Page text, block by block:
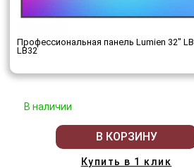
Профессиональная панель Lumien 32"
LB32
В наличии
В КОРЗИНУ
Купить в 1 клик